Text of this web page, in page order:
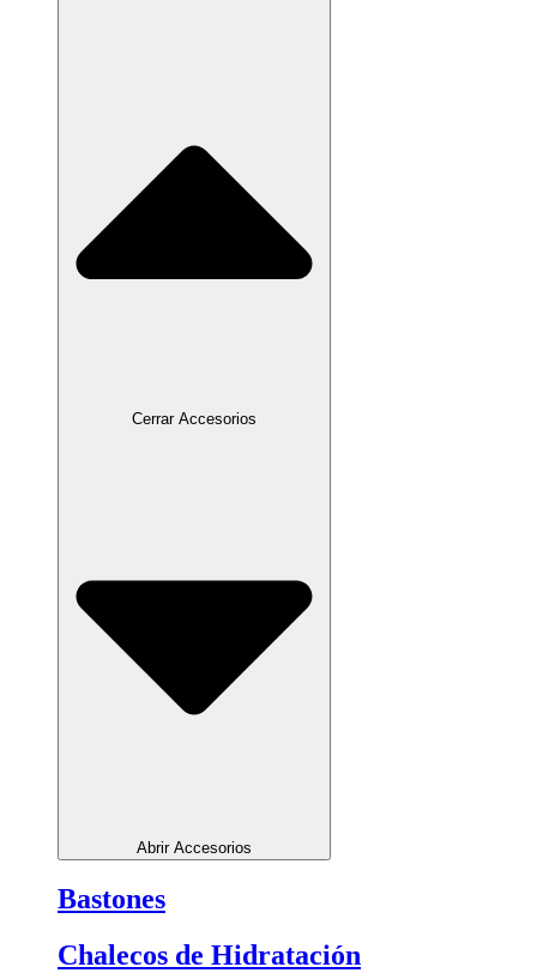
Cerrar Accesorios
Abrir Accesorios
Bastones
Chalecos de Hidratación